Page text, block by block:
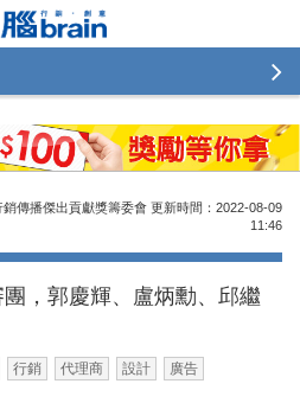
銷傳播傑出貢獻獎籌委會 更新時間：2022-08-09
11:46
，郭慶輝、盧炳勳、邱繼
行銷 代理商 設計 廣告
啟動徵件！期許參賽作品
獎得獎名單揭曉，近400位行
Winners of 2022《Brain》
of the year
功能 體驗專業棚拍的高質
行 14億次國民消費揭曉品